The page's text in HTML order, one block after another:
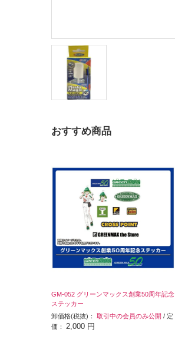
おすすめ商品
GM-052 グリーンマックス創業50周年記念
ステッカー
卸価格(税抜)： 取引中の会員のみ公開 / 定
価： 2,000 円